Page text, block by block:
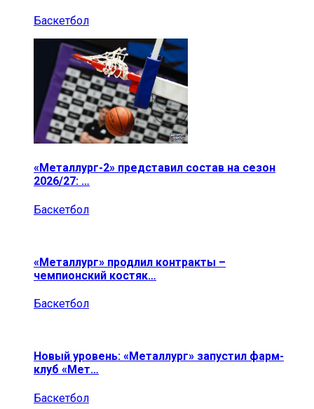
Баскетбол
«Металлург-2» представил состав на сезон
2026/27: …
Баскетбол
«Металлург» продлил контракты –
чемпионский костяк…
Баскетбол
Новый уровень: «Металлург» запустил фарм-
клуб «Мет…
Баскетбол